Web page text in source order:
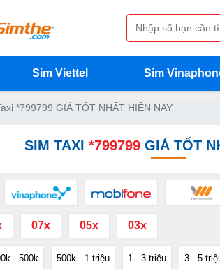
Sim Viettel Sim
*799799 GIÁ TỐT NHẤT HIỆN NAY
SIM TAXI *799799 GIÁ TỐT
07x 05x 03x
- 500k 500k - 1 triệu 1 - 3 triệu 3 - 5